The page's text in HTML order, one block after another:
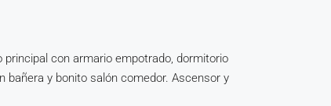
con armario empotrado, dormitorio
bañera y bonito salón comedor. Ascensor y